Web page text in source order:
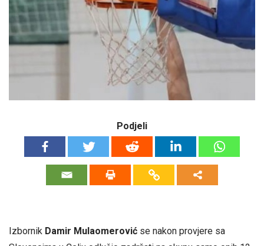
Podjeli
Izbornik Damir Mulaomerović se nakon provjere sa